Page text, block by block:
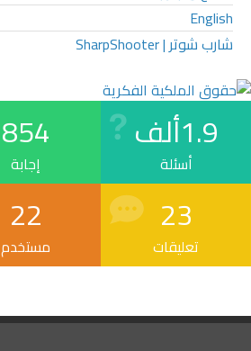
English
شارب شوتر | SharpShooter
1.9ألف
أسئلة
854
إجابة
23
تعليقات
22
مستخدم